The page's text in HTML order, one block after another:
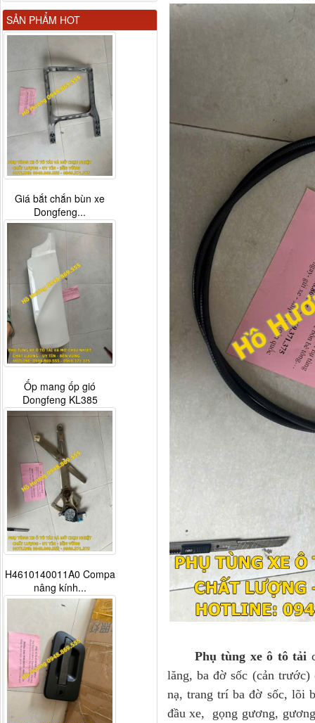
Phụ tùng xe ô tô tải
lăng, ba đờ sốc (cản
nạ, trang trí ba đờ sốc, lõi
đầu xe, gọng gương,
SẢN PHẨM HOT
Gương chiếu hậu FAW
JH6 có sấy...
Giá bắt chắn bùn xe
Dongfeng...
Ốp mang ốp gió
Dongfeng KL385
H4610140011A0 Compa
nâng kính...